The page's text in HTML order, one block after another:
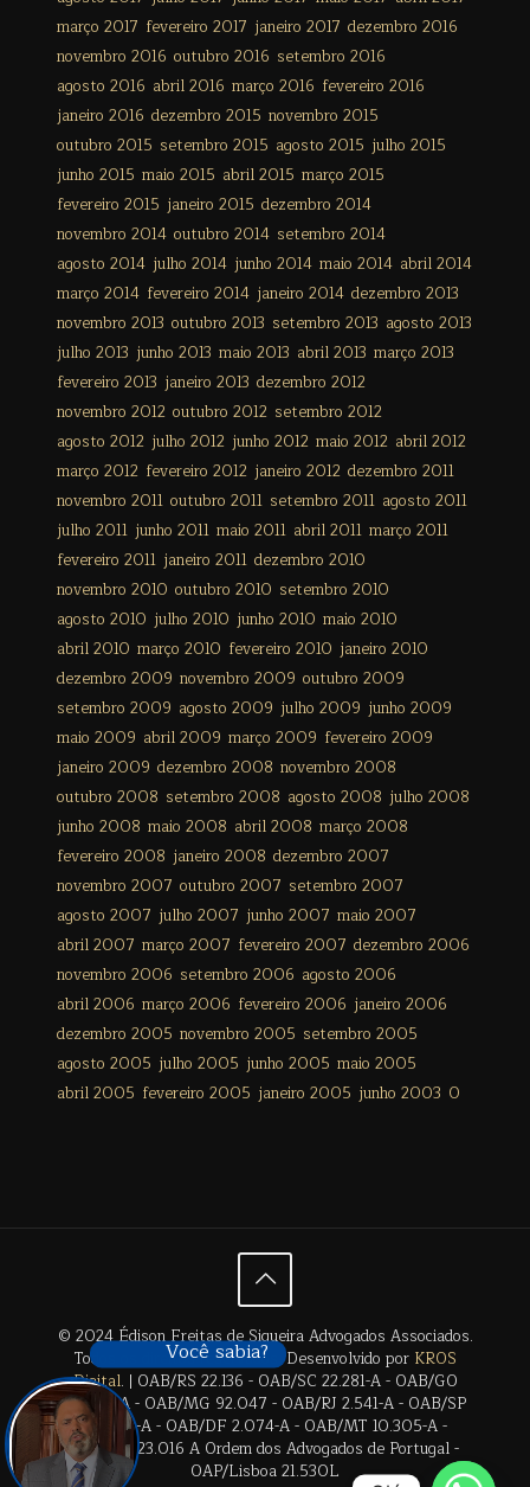
março 2017 fevereiro 2017 janeiro 2017 dezembro 2016
novembro 2016 outubro 2016 setembro 2016
agosto 2016 abril 2016 março 2016 fevereiro 2016
janeiro 2016 dezembro 2015 novembro 2015
outubro 2015 setembro 2015 agosto 2015 julho 2015
junho 2015 maio 2015 abril 2015 março 2015
fevereiro 2015 janeiro 2015 dezembro 2014
novembro 2014 outubro 2014 setembro 2014
agosto 2014 julho 2014 junho 2014 maio 2014 abril 2014
março 2014 fevereiro 2014 janeiro 2014 dezembro 2013
novembro 2013 outubro 2013 setembro 2013 agosto 2013
julho 2013 junho 2013 maio 2013 abril 2013 março 2013
fevereiro 2013 janeiro 2013 dezembro 2012
novembro 2012 outubro 2012 setembro 2012
agosto 2012 julho 2012 junho 2012 maio 2012 abril 2012
março 2012 fevereiro 2012 janeiro 2012 dezembro 2011
novembro 2011 outubro 2011 setembro 2011 agosto 2011
julho 2011 junho 2011 maio 2011 abril 2011 março 2011
fevereiro 2011 janeiro 2011 dezembro 2010
novembro 2010 outubro 2010 setembro 2010
agosto 2010 julho 2010 junho 2010 maio 2010
abril 2010 março 2010 fevereiro 2010 janeiro 2010
dezembro 2009 novembro 2009 outubro 2009
setembro 2009 agosto 2009 julho 2009 junho 2009
maio 2009 abril 2009 março 2009 fevereiro 2009
janeiro 2009 dezembro 2008 novembro 2008
outubro 2008 setembro 2008 agosto 2008 julho 2008
junho 2008 maio 2008 abril 2008 março 2008
fevereiro 2008 janeiro 2008 dezembro 2007
novembro 2007 outubro 2007 setembro 2007
agosto 2007 julho 2007 junho 2007 maio 2007
abril 2007 março 2007 fevereiro 2007 dezembro 2006
novembro 2006 setembro 2006 agosto 2006
abril 2006 março 2006 fevereiro 2006 janeiro 2006
dezembro 2005 novembro 2005 setembro 2005
agosto 2005 julho 2005 junho 2005 maio 2005
abril 2005 fevereiro 2005 janeiro 2005 junho 2003 0
© 2024 Édison Freitas de Siqueira Advogados Associados.
Todos os direitos reservados. Desenvolvido por KROS
Digital. | OAB/RS 22.136 - OAB/SC 22.281-A - OAB/GO
28.659-A - OAB/MG 92.047 - OAB/RJ 2.541-A - OAB/SP
17.2838-A - OAB/DF 2.074-A - OAB/MT 10.305-A -
OAB/BA 23.016 A Ordem dos Advogados de Portugal -
OAP/Lisboa 21.530L
Você sabia?